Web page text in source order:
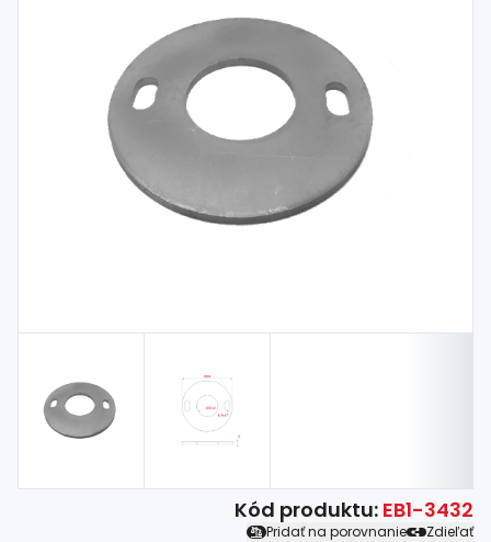
materiál
Kód produktu: EB1-3432
Pridať na porovnanie Zdieľať